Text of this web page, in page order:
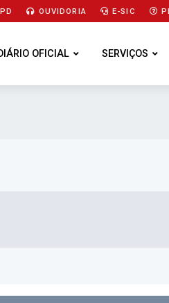
OUVIDORIA E-SIC
OFICIAL SERVIÇOS